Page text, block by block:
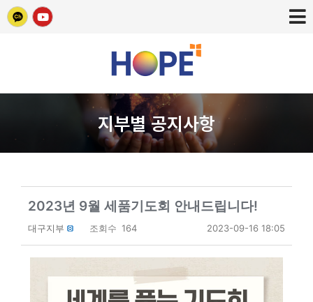
지부별 공지사항
2023년 9월 세품기도회 안내드립니다!
대구지부 조회수 164 2023-09-16 18:05